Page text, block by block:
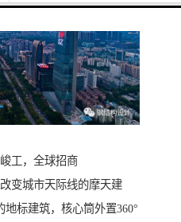
工，全球招商
变城市天际线的摩天建
标建筑，核心筒外置360°